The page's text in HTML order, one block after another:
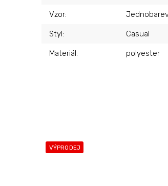
VÝPRODEJ
Vzor:
Styl: Casual
Materiál: polyester